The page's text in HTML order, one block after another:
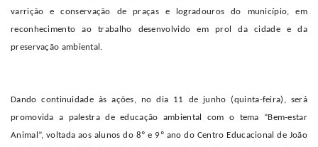
varrição e conservação de praças e logradouros do município, em
reconhecimento ao trabalho desenvolvido em prol da cidade e da
preservação ambiental.
Dando continuidade às ações, no dia 11 de junho (quinta-feira), será
promovida a palestra de educação ambiental com o tema “Bem-estar
Animal”, voltada aos alunos do 8º e 9º ano do Centro Educacional de João